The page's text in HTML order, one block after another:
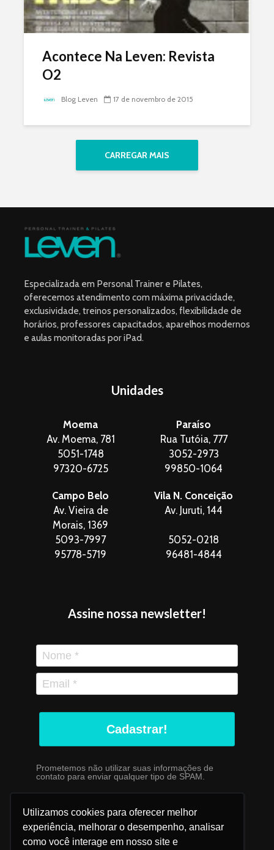
Utilizamos cookies para oferecer melhor
experiência, melhorar o desempenho, analisar
como você interage em nosso site e
Acontece Na Leven: Revista
O2
Blog Leven 17 de novembro de 2015
CARREGAR MAIS
Especializada em Personal Trainer e Pilates,
oferecemos atendimento com máxima privacidade,
exclusividade, treinos personalizados, flexibilidade de
horários, professores capacitados, aparelhos modernos
e aulas monitoradas por iPad.
Unidades
Moema
Av. Moema, 781
5051-1748
97320-6725
Paraíso
Rua Tutóia, 777
3052-2973
99850-1064
Campo Belo
Av. Vieira de
Morais, 1369
5093-7997
95778-5719
Vila N. Conceição
Av. Juruti, 144
5052-0218
96481-4844
Assine nossa newsletter!
Cadastrar!
Prometemos não utilizar suas informações de
contato para enviar qualquer tipo de SPAM.